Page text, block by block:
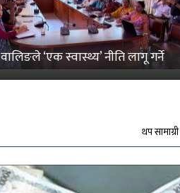
वालिङले ‘एक स्वास्थ्य’ नीति लागू गर्ने
थप सामाग्री